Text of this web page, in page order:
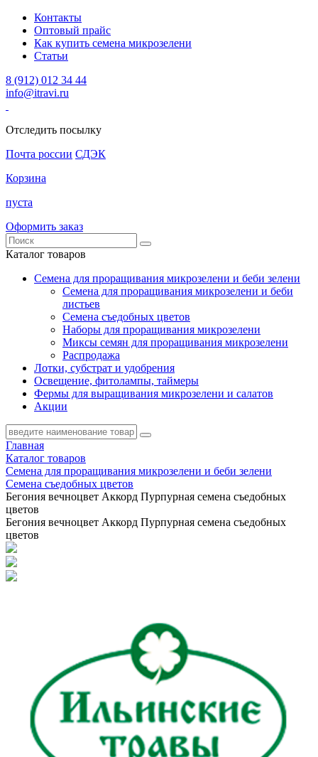
Контакты
Оптовый прайс
Как купить семена микрозелени
Статьи
8 (912) 012 34 44
info@itravi.ru
Отследить посылку
Почта россии СДЭК
Корзина
пуста
Оформить заказ
Каталог товаров
Семена для проращивания микрозелени и беби зелени
Семена для проращивания микрозелени и беби
листьев
Семена съедобных цветов
Наборы для проращивания микрозелени
Миксы семян для проращивания микрозелени
Распродажа
Лотки, субстрат и удобрения
Освещение, фитолампы, таймеры
Фермы для выращивания микрозелени и салатов
Акции
Главная
Каталог товаров
Семена для проращивания микрозелени и беби зелени
Семена съедобных цветов
Бегония вечноцвет Аккорд Пурпурная семена съедобных
цветов
Бегония вечноцвет Аккорд Пурпурная семена съедобных
цветов